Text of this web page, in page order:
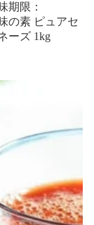
期限：
の素 ピュアセ
ーズ 1kg